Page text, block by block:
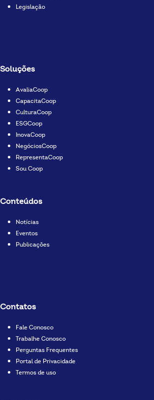
Legislação
Soluções
AvaliaCoop
CapacitaCoop
CulturaCoop
ESGCoop
InovaCoop
NegóciosCoop
RepresentaCoop
Sou Coop
Conteúdos
Notícias
Eventos
Publicações
Contatos
Fale Conosco
Trabalhe Conosco
Perguntas Frequentes
Portal de Privacidade
Termos de uso